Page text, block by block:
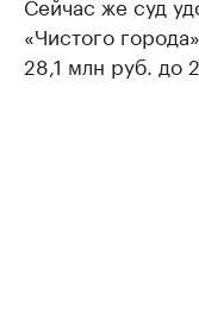
«Чистого
28,1 млн руб. до